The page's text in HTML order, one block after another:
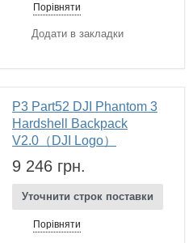
Порівняти
Додати в закладки
P3 Part52 DJI Phantom 3
Hardshell Backpack
V2.0（DJI Logo）
9 246 грн.
Уточнити строк поставки
Порівняти